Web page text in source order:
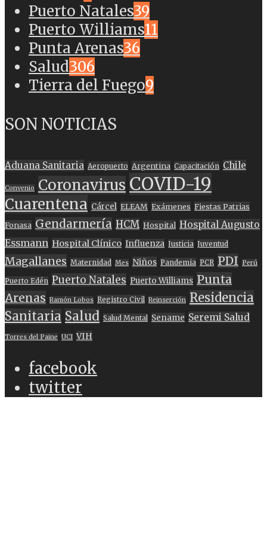
Puerto Natales39
Puerto Williams11
Punta Arenas36
Salud306
Tierra del Fuego9
SON NOTICIAS
Aduana Sanitaria Aeropuerto Argentina Capacitación Chile
Convenio Coronavirus COVID-19
Cuarentena Cárcel ELEAM Exámenes Fiestas Patrias
Fonasa Gendarmería HCM Hospital Hospital Augusto
Essmann Hospital Clínico Influenza Justicia Juventud
Magallanes Maternidad Mes Niños Pandemia PCR PDI Perú
Puerto Edén Puerto Natales Puerto Williams Punta
Arenas Ramón Lobos Registro Civil Reinserción Residencia
Sanitaria Salud Salud Mental Sename Seremi Salud
Torres del Paine UCI VIH
facebook
twitter